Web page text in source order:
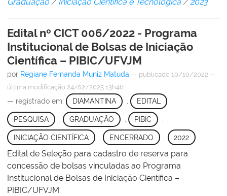
Edital nº CICT 006/2022 - Programa
Institucional de Bolsas de Iniciação
Científica – PIBIC/UFVJM
por Regiane Fernanda Muniz Matuda — publicado 10/10/2022 —
última modificação 24/02/2025 13h46
— registrado em: DIAMANTINA , EDITAL ,
PESQUISA GRADUAÇÃO PIBIC
INICIAÇÃO CIENTÍFICA ENCERRADO 2022
Edital de Seleção para cadastro de reserva para
concessão de bolsas vinculadas ao Programa
Institucional de Bolsas de Iniciação Científica –
PIBIC/UFVJM.